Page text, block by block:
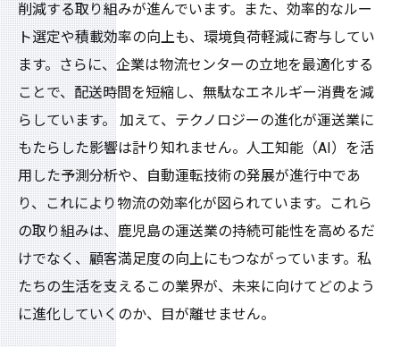
削減する取り組みが進んでいます。また、効率的なルー
ト選定や積載効率の向上も、環境負荷軽減に寄与してい
ます。さらに、企業は物流センターの立地を最適化する
ことで、配送時間を短縮し、無駄なエネルギー消費を減
らしています。 加えて、テクノロジーの進化が運送業に
もたらした影響は計り知れません。人工知能（AI）を活
用した予測分析や、自動運転技術の発展が進行中であ
り、これにより物流の効率化が図られています。これら
の取り組みは、鹿児島の運送業の持続可能性を高めるだ
けでなく、顧客満足度の向上にもつながっています。私
たちの生活を支えるこの業界が、未来に向けてどのよう
に進化していくのか、目が離せません。